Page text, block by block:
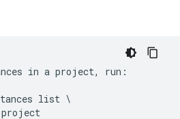
in a project, run:
list \